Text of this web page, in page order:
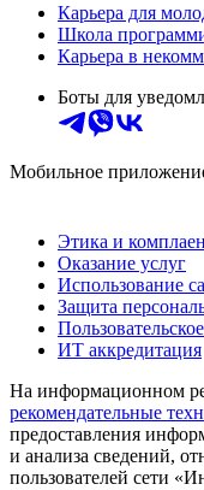
Карьера для
Школа
Карьера в
Боты для
Мобильное
Этика и
Оказание услуг
Использование
Защита
ИТ аккредитация
На информационном
рекомендательные
предоставления
и анализа сведений,
пользователей сети